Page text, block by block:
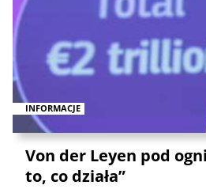
INFORMACJE
Von der Leyen pod
to, co działa”